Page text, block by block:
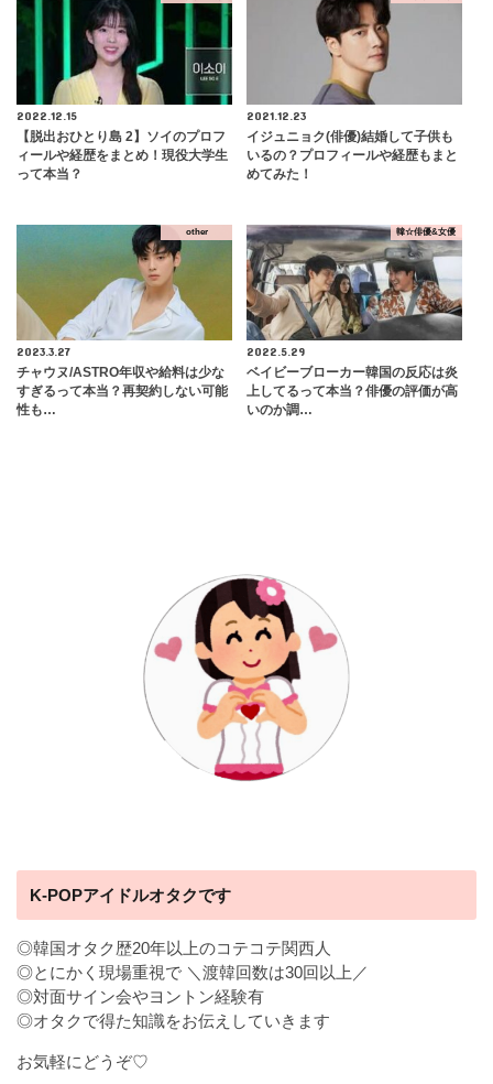
2022.12.15
【脱出おひとり島 2】ソイのプロフ
ィールや経歴をまとめ！現役大学生
って本当？
2021.12.23
イジュニョク(俳優)結婚して子供も
いるの？プロフィールや経歴もまと
めてみた！
other
2023.3.27
チャウヌ/ASTRO年収や給料は少な
すぎるって本当？再契約しない可能
性も…
韓☆俳優&女優
2022.5.29
ベイビーブローカー韓国の反応は炎
上してるって本当？俳優の評価が高
いのか調…
K-POPアイドルオタクです
◎韓国オタク歴20年以上のコテコテ関西人
◎とにかく現場重視で ＼渡韓回数は30回以上／
◎対面サイン会やヨントン経験有
◎オタクで得た知識をお伝えしていきます
お気軽にどうぞ♡